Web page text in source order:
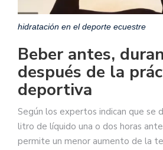
hidratación en el deporte ecuestre
Beber antes,
después de la
deportiva
Según los expertos indican que se
litro de líquido una o dos horas
permite un menor aumento de la